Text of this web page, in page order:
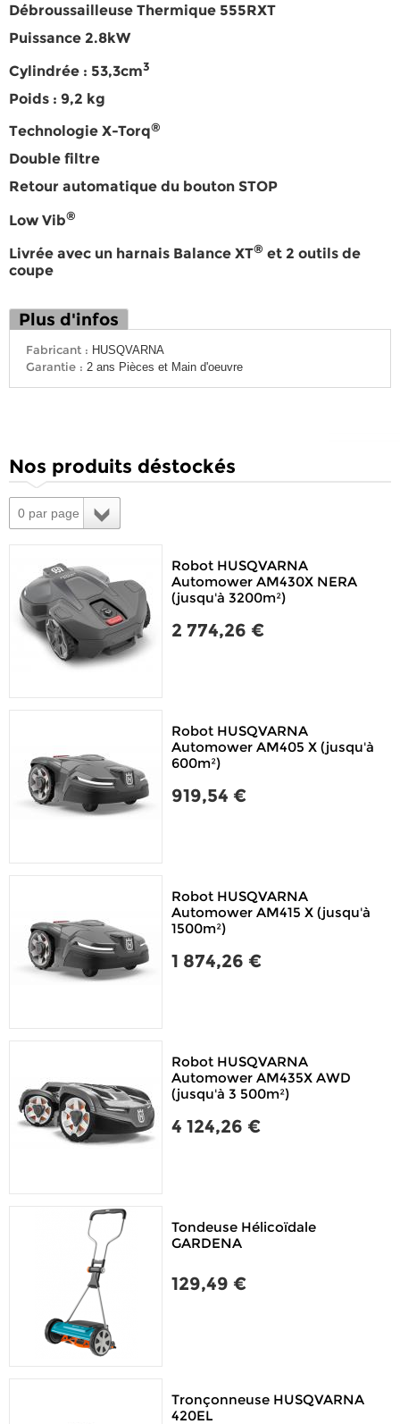
Débroussailleuse Thermique 555RXT
Puissance 2.8kW
Cylindrée : 53,3cm3
Poids : 9,2 kg
Technologie X-Torq®
Double filtre
Retour automatique du bouton STOP
Low Vib®
Livrée avec un harnais Balance XT® et 2 outils de
coupe
Plus d'infos
Fabricant : HUSQVARNA
Garantie : 2 ans Pièces et Main d'oeuvre
Nos produits déstockés
0 par page
Robot HUSQVARNA
Automower AM430X NERA
(jusqu'à 3200m²)
2 774,26 €
Robot HUSQVARNA
Automower AM405 X (jusqu'à
600m²)
919,54 €
Robot HUSQVARNA
Automower AM415 X (jusqu'à
1500m²)
1 874,26 €
Robot HUSQVARNA
Automower AM435X AWD
(jusqu'à 3 500m²)
4 124,26 €
Tondeuse Hélicoïdale
GARDENA
129,49 €
Tronçonneuse HUSQVARNA
420EL